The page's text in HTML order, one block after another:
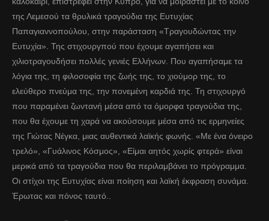
της Λεμεσού τα θρυλικά τραγούδια της Ευτυχίας
Παπαγιαννοπούλου, στην παράσταση «Τραγουδώντας την
Ευτυχία». Της στιχουργπού που έχουμε αγαπήσει και
χιλιοτραγουδήσει πολλές γενιές Ελλήνων. Που αγαπήσαμε τα
λόγια της, τη φιλοσοφία της ζωής της, το χιούμορ της, το
ελεύθερο πνεύμα της, την πονεμένη καρδιά της. Τη στιχουργό
που παραμένει ζωντανή μέσα από τα όμορφα τραγούδια της,
που θα έχουμε τη χαρά να ακούσουμε μέσα από τις ερμηνείες
της Γιώτας Νέγκα, μιας αυθεντικά λαϊκής φωνής. «Με ένα όνειρο
τρελό», «Γυάλινος Κόσμος», «Είμαι αητός χωρίς φτερά» είναι
μερικά από τα τραγούδια που θα περιλαμβάνει το πρόγραμμα.
Οι στίχοι της Ευτυχίας είναι ποίηση και λαϊκή έκφραση συνάμα.
Έρωτας και πόνος ταυτό..